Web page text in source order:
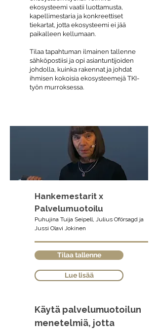
ekosysteemi vaatii luottamusta,
kapellimestaria ja konkreettiset
tiekartat, jotta ekosysteemi ei jää
paikalleen kellumaan.
Tilaa tapahtuman ilmainen tallenne
sähköpostiisi ja opi asiantuntijoiden
johdolla, kuinka rakennat ja johdat
ihmisen kokoisia ekosysteemejä TKI-
työn murroksessa.
Hankemestarit x
Palvelumuotoilu
Puhujina Tuija Seipell, Julius Oförsagd ja
Jussi Olavi Jokinen
Tilaa tallenne
Lue lisää
Käytä palvelumuotoilun
menetelmiä, jotta